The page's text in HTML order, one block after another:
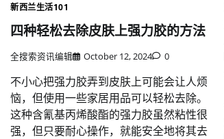
新西兰生活101
四种轻松去除皮肤上强力胶的方法
全搜索资讯编辑 October 12, 2024 0
不小心把强力胶弄到皮肤上可能会让人烦
恼，但使用一些家居用品可以轻松去除。
这种含氰基丙烯酸酯的强力胶虽然粘性很
强，但只要耐心操作，就能安全地将其去